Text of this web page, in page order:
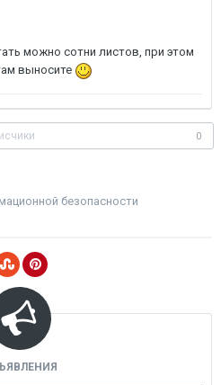
можно сотни листов, при этом
выносите
0
безопасности